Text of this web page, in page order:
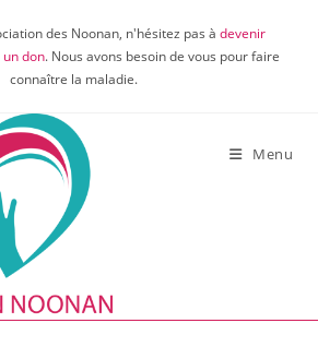
des Noonan, n'hésitez pas à devenir
don. Nous avons besoin de vous pour faire
connaître la maladie.
Menu